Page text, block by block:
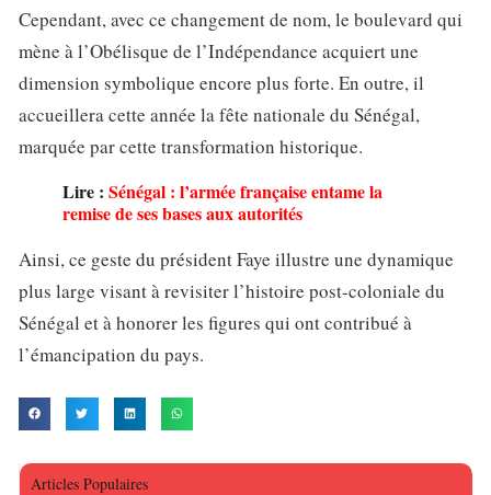
Cependant, avec ce changement de nom, le boulevard qui
mène à l’Obélisque de l’Indépendance acquiert une
dimension symbolique encore plus forte. En outre, il
accueillera cette année la fête nationale du Sénégal,
marquée par cette transformation historique.
Lire : Sénégal : l’armée française entame la
remise de ses bases aux autorités
Ainsi, ce geste du président Faye illustre une dynamique
plus large visant à revisiter l’histoire post-coloniale du
Sénégal et à honorer les figures qui ont contribué à
l’émancipation du pays.
Articles Populaires